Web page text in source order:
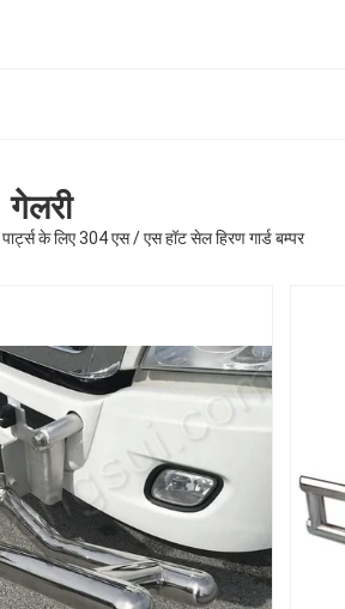
गेलरी
के लिए 304 एस / एस हॉट सेल हिरण गार्ड बम्पर